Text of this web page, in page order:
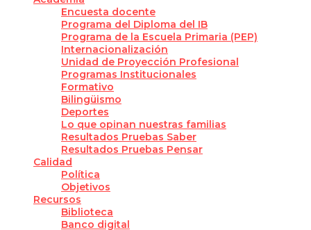
Encuesta docente
Programa del Diploma del IB
Programa de la Escuela Primaria (PEP)
Internacionalización
Unidad de Proyección Profesional
Programas Institucionales
Formativo
Bilingüismo
Deportes
Lo que opinan nuestras familias
Resultados Pruebas Saber
Resultados Pruebas Pensar
Calidad
Política
Objetivos
Recursos
Biblioteca
Banco digital